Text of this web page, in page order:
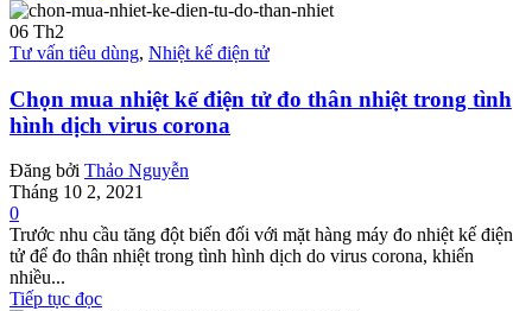
06 Th2
Tư vấn tiêu dùng, Nhiệt kế điện tử
Chọn mua nhiệt kế điện tử đo thân nhiệt trong tình
hình dịch virus corona
Đăng bởi Thảo Nguyễn
Tháng 10 2, 2021
0
Trước nhu cầu tăng đột biến đối với mặt hàng máy đo nhiệt kế điện
tử để đo thân nhiệt trong tình hình dịch do virus corona, khiến
nhiều...
Tiếp tục đọc